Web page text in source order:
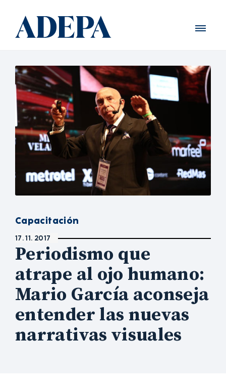
Capacitación
17. 11. 2017
Periodismo que
atrape al ojo humano:
Mario García aconseja
entender las nuevas
narrativas visuales